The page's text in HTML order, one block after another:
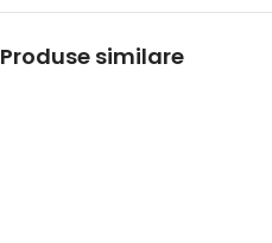
Produse similare